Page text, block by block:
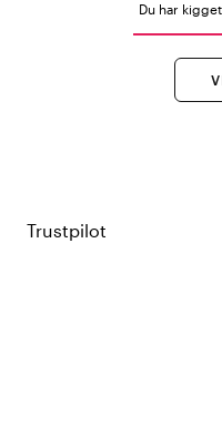
Du har
Trustpilot